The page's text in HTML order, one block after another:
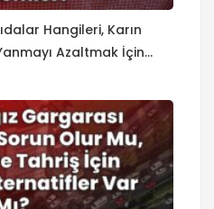
Hangileri, Karın
Azaltmak İçin